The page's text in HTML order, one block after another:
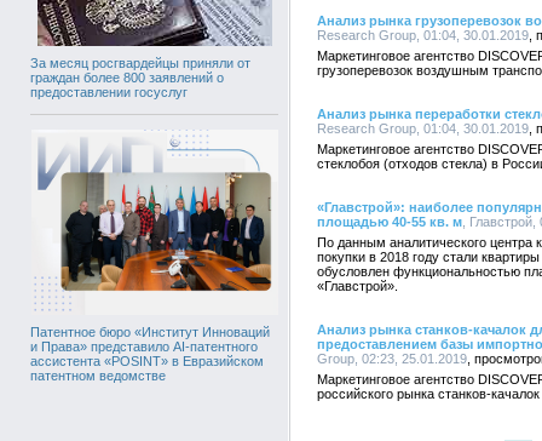
За месяц росгвардейцы приняли от
граждан более 800 заявлений о
предоставлении госуслуг
Патентное бюро «Институт Инноваций
и Права» представило AI-патентного
ассистента «POSINT» в Евразийском
патентном ведомстве
Анализ рынка грузоперевозок
Research Group, 01:04, 30.01.2019
Маркетинговое агентство
грузоперевозок воздушным
Анализ рынка переработки
Research Group, 01:04, 30.01.2019
Маркетинговое агентство
стеклобоя (отходов стекла) в
«Главстрой»: наиболее
площадью 40-55 кв. м ,
По данным аналитического центра
покупки в 2018 году стали
обусловлен функциональностью
«Главстрой».
Анализ рынка станков-качалок
предоставлением базы
Group, 02:23, 25.01.2019
Маркетинговое агентство
российского рынка станков-